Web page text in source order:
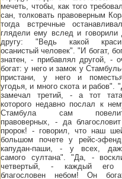
мечеть, чтобы, как того
сан, толковать правоверным
тогда встречные
глядели ему вслед и говорили
другу: "Ведь какой
осанистый человек". "И богат,
знатен, - прибавлял другой, -
богат: у него и замок у
пристани, у него и
угодья, и много скота и рабов".
замечал третий, - а тот
которого недавно послал к
Стамбула сам
правоверных, - да
пророк! - говорил, что наш
большом почете у рейс-
капудан-паши, - у всех,
самого султана". "Да, -
четвертый, - каждый его
благословен небом! Он